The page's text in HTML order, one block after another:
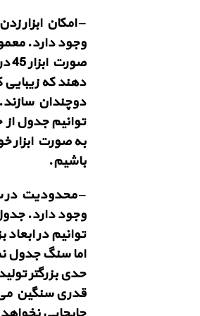
– امکان ابزار
وجود دارد.
دهند که زیبایی
دوچندان سازند.
توانیم جدول
به صورت ابزار
باشیم.
– محدودیت در
وجود دارد.
توانیم در ابعاد
اما سنگ جدول
حدی بزرگتر
قدری سنگین